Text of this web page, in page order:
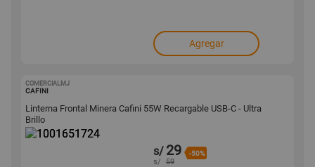
Agregar
COMERCIALMJ
CAFINI
Linterna Frontal Minera Cafini 55W Recargable USB-C - Ultra
Brillo
s/ 29 -50%
s/ 59